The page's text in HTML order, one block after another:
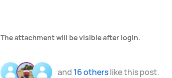
The attachment will be visible after login.
and 16 otherslike this post.